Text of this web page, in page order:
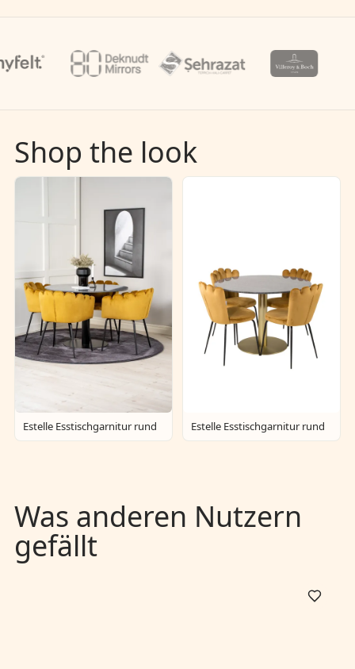
Shop the look
Estelle Esstischgarnitur rund Estelle Esstischgarnitur rund
Was anderen Nutzern
gefällt